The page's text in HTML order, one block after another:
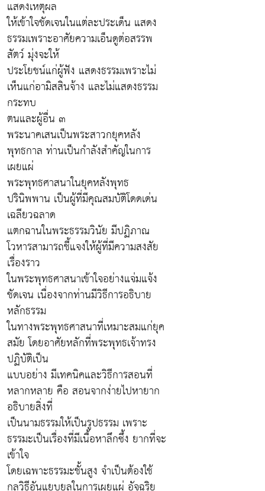
แสดงเหตุผล
ให้เข้าใจชัดเจนในแต่ละประเด็น แสดง
ธรรมเพราะอาศัยความเอ็นดูต่อสรรพ
สัตว์ มุ่งจะให้
ประโยชน์แก่ผู้ฟัง แสดงธรรมเพราะไม่
เห็นแก่อามิสสินจ้าง และไม่แสดงธรรม
กระทบ
ตนและผู้อื่น ๓
พระนาคเสนเป็นพระสาวกยุคหลัง
พุทธกาล ท่านเป็นกำลังสำคัญในการ
เผยแผ่
พระพุทธศาสนาในยุคหลังพุทธ
ปรินิพพาน เป็นผู้ที่มีคุณสมบัติโดดเด่น
เฉลียวฉลาด
แตกฉานในพระธรรมวินัย มีปฏิภาณ
โวหารสามารถชี้แจงให้ผู้ที่มีความสงสัย
เรื่องราว
ในพระพุทธศาสนาเข้าใจอย่างแจ่มแจ้ง
ชัดเจน เนื่องจากท่านมีวิธีการอธิบาย
หลักธรรม
ในทางพระพุทธศาสนาที่เหมาะสมแก่ยุค
สมัย โดยอาศัยหลักที่พระพุทธเจ้าทรง
ปฏิบัติเป็น
แบบอย่าง มีเทคนิคและวิธีการสอนที่
หลากหลาย คือ สอนจากง่ายไปหายาก
อธิบายสิ่งที่
เป็นนามธรรมให้เป็นรูปธรรม เพราะ
ธรรมะเป็นเรื่องที่มีเนื้อหาลึกซึ้ง ยากที่จะ
เข้าใจ
โดยเฉพาะธรรมะชั้นสูง จำเป็นต้องใช้
กลวิธีอันแยบยลในการเผยแผ่ อัจฉริย